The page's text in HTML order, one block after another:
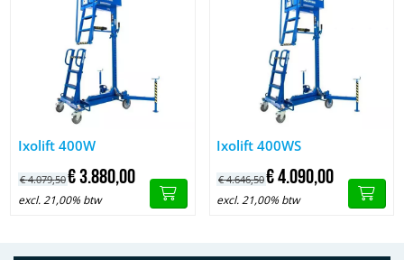
Afbeelding Ixolift 400W
Ixolift 400W
€4.079,50€3.880,00
excl. 21,00% btw
Afbeelding Ixolift 400WS
Ixolift 400WS
€4.646,50€4.090,00
excl. 21,00% btw